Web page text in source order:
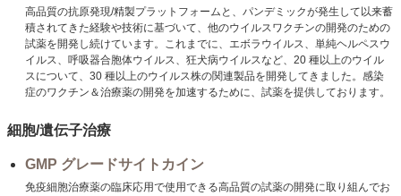
高品質の抗原発現/精製プラットフォームと、パンデミックが発生して以来蓄
積されてきた経験や技術に基づいて、他のウイルスワクチンの開発のための
試薬を開発し続けています。これまでに、エボラウイルス、単純ヘルペスウ
イルス、呼吸器合胞体ウイルス、狂犬病ウイルスなど、20 種以上のウイル
スについて、30 種以上のウイルス株の関連製品を開発してきました。感染
症のワクチン＆治療薬の開発を加速するために、試薬を提供しております。
細胞/遺伝子治療
GMP グレードサイトカイン
免疫細胞治療薬の臨床応用で使用できる高品質の試薬の開発に取り組んでお